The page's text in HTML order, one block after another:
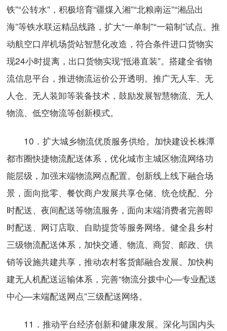
铁”“公转水”，积极培育“疆煤入湘”“北粮南运”“湘品出
海”等铁水联运精品线路，扩大“一单制”“一箱制”试点。推
动航空口岸机场货站智慧化改造，符合条件进口货物实
现24小时提离，出口货物实现“抵港直装”。搭建全省物
流信息平台，推进物流运价公开透明。推广无人车、无
人仓、无人装卸等装备技术，鼓励发展智慧物流、无人
物流、低空物流等创新模式。
10．扩大城乡物流优质服务供给。加快建设长株潭
都市圈快捷物流配送体系，优化城市主城区物流网络功
能层级，加强末端物流网点配置。创新线上线下融合场
景，面向批零、餐饮商户发展共享仓储、统仓统配、分
时配送、夜间配送等物流服务，面向末端消费者完善即
时配送、网订店取、自助提货等服务网络。健全县乡村
三级物流配送体系，加快交通、物流、商贸、邮政、供
销等设施共建共享，推动农村客货邮融合发展。加快构
建无人机配送运输体系，完善“物流分拨中心—专业配送
中心—末端配送网点”三级配送网络。
11．推动平台经济创新和健康发展。深化与国内头